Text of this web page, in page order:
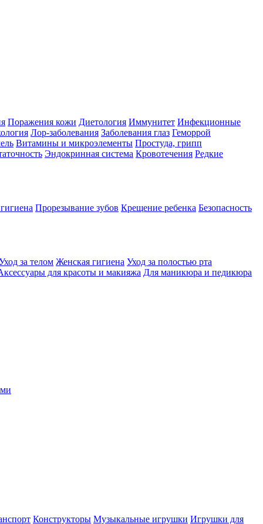
Поражения кожи Диетология Иммунитет Инфекционные
Лор-заболевания Заболевания глаз Геморрой
Витамины и микроэлементы Простуда, грипп
Эндокринная система Кровотечения Редкие
Прорезывание зубов Крещение ребенка Безопасность
за телом Женская гигиена Уход за полостью рта
для красоты и макияжа Для маникюра и педикюра
Конструкторы Музыкальные игрушки Игрушки для